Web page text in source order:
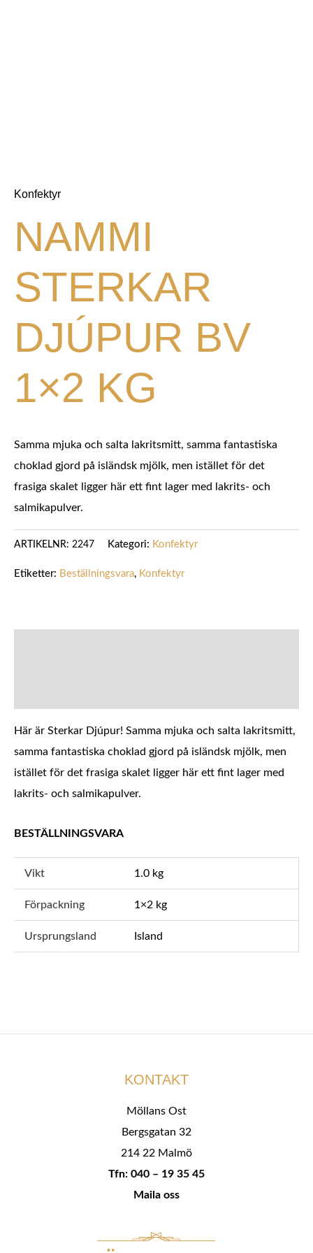
Konfektyr
NAMMI
STERKAR
DJÚPUR BV
1×2 KG
Samma mjuka och salta lakritsmitt, samma fantastiska
choklad gjord på isländsk mjölk, men istället för det
frasiga skalet ligger här ett fint lager med lakrits- och
salmikapulver.
ARTIKELNR: 2247 Kategori: Konfektyr
Etiketter: Beställningsvara, Konfektyr
Här är Sterkar Djúpur! Samma mjuka och salta lakritsmitt,
samma fantastiska choklad gjord på isländsk mjölk, men
istället för det frasiga skalet ligger här ett fint lager med
lakrits- och salmikapulver.
BESTÄLLNINGSVARA
Vikt 1.0 kg
Förpackning 1×2 kg
Ursprungsland Island
KONTAKT
Möllans Ost
Bergsgatan 32
214 22 Malmö
Tfn: 040 – 19 35 45
Maila oss